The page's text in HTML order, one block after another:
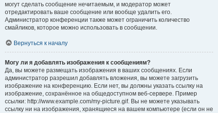
могут сделать сообщение нечитаемым, и модератор может
отредактировать ваше сообщение или вообще удалить его.
Администратор конференции также может ограничить количество
смайликов, которое можно использовать в сообщении.
Вернуться к началу
Могу ли я добавлять изображения к сообщениям?
Да, вы можете размещать изображения в ваших сообщениях. Если
администратор разрешил добавлять вложения, вы можете загрузить
изображение на конференцию. Если нет, вы должны указать ссылку на
изображение, сохранённое на общедоступном веб-сервере. Пример
ссылки: http://www.example.com/my-picture.gif. Вы не можете указывать
ссылку ни на изображения, хранящиеся на вашем компьютере (если он не